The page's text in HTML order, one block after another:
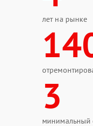
лет на рынке
3
минимальный